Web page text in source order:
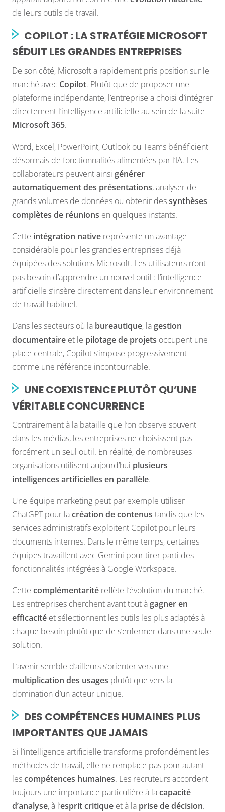
de leurs outils de travail.
COPILOT : LA STRATÉGIE MICROSOFT
SÉDUIT LES GRANDES ENTREPRISES
De son côté, Microsoft a rapidement pris position sur le
marché avec Copilot. Plutôt que de proposer une
plateforme indépendante, l’entreprise a choisi d’intégrer
directement l’intelligence artificielle au sein de la suite
Microsoft 365.
Word, Excel, PowerPoint, Outlook ou Teams bénéficient
désormais de fonctionnalités alimentées par l’IA. Les
collaborateurs peuvent ainsi générer
automatiquement des présentations, analyser de
grands volumes de données ou obtenir dessynthèses
complètes de réunions en quelques instants.
Cette intégration native représente un avantage
considérable pour les grandes entreprises déjà
équipées des solutions Microsoft. Les utilisateurs n’ont
pas besoin d’apprendre un nouvel outil : l’intelligence
artificielle s’insère directement dans leur environnement
de travail habituel.
Dans les secteurs où la bureautique, la gestion
documentaire et le pilotage de projets occupent une
place centrale, Copilot s’impose progressivement
comme une référence incontournable.
UNE COEXISTENCE PLUTÔT QU’UNE
VÉRITABLE CONCURRENCE
Contrairement à la bataille que l’on observe souvent
dans les médias, les entreprises ne choisissent pas
forcément un seul outil. En réalité, de nombreuses
organisations utilisent aujourd’hui plusieurs
intelligences artificielles en parallèle.
Une équipe marketing peut par exemple utiliser
ChatGPT pour lacréation de contenus tandis que les
services administratifs exploitent Copilot pour leurs
documents internes. Dans le même temps, certaines
équipes travaillent avec Gemini pour tirer parti des
fonctionnalités intégrées à Google Workspace.
Cette complémentarité reflète l’évolution du marché.
Les entreprises cherchent avant tout à gagner en
efficacité et sélectionnent les outils les plus adaptés à
chaque besoin plutôt que de s’enfermer dans une seule
solution.
L’avenir semble d’ailleurs s’orienter vers une
multiplication des usages plutôt que vers la
domination d’un acteur unique.
DES COMPÉTENCES HUMAINES PLUS
IMPORTANTES QUE JAMAIS
Si l’intelligence artificielle transforme profondément les
méthodes de travail, elle ne remplace pas pour autant
lescompétences humaines. Les recruteurs accordent
toujours une importance particulière à lacapacité
d’analyse, à l’esprit critique et à la prise de décision.